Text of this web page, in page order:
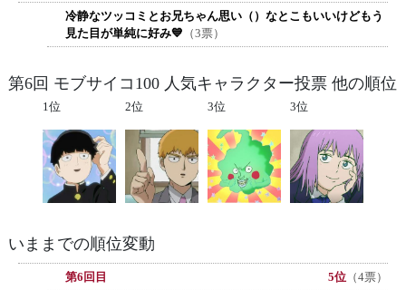
冷静なツッコミとお兄ちゃん思い（）なとこもいいけどもう
見た目が単純に好み💙 （3票）
第6回 モブサイコ100 人気キャラクター投票 他の順位
1位 2位 3位 3位
いままでの順位変動
第6回目 5位 （4票）